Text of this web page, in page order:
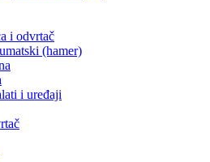
i odvrtač
(hamer)
i uređaji